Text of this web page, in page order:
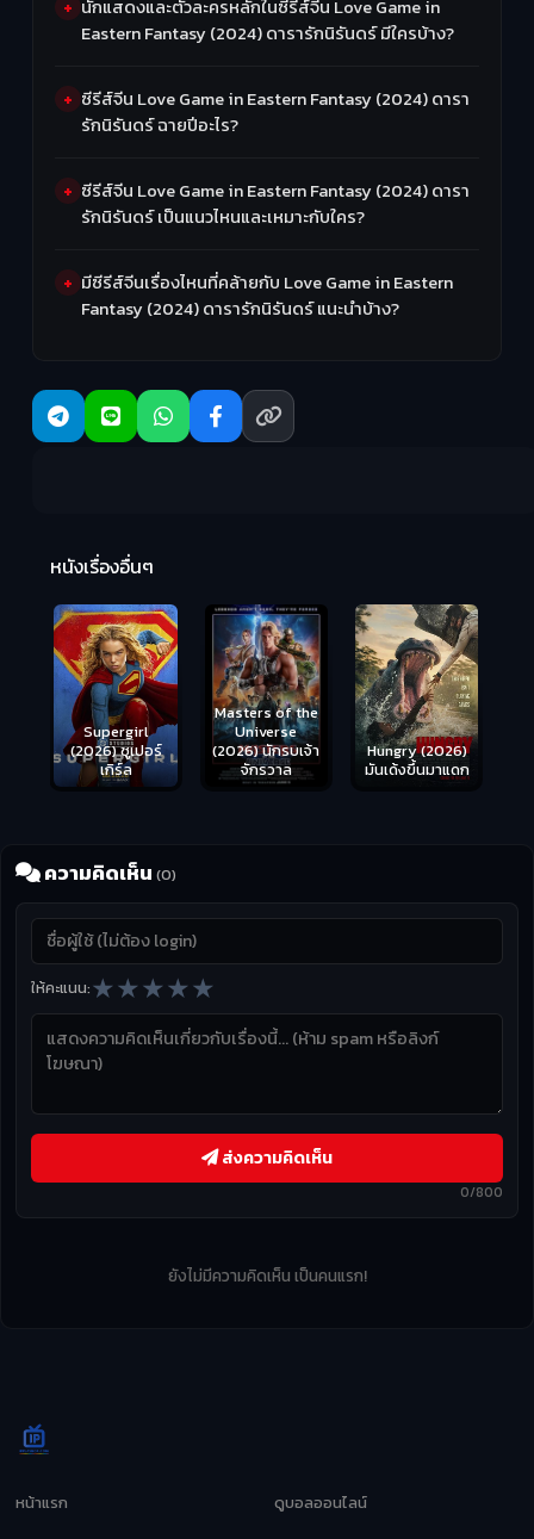
นักแสดงและตัวละครหลักในซีรีส์จีน Love Game in
Eastern Fantasy (2024) ดารารักนิรันดร์ มีใครบ้าง?
ซีรีส์จีน Love Game in Eastern Fantasy (2024) ดารา
รักนิรันดร์ ฉายปีอะไร?
ซีรีส์จีน Love Game in Eastern Fantasy (2024) ดารา
รักนิรันดร์ เป็นแนวไหนและเหมาะกับใคร?
มีซีรีส์จีนเรื่องไหนที่คล้ายกับ Love Game in Eastern
Fantasy (2024) ดารารักนิรันดร์ แนะนำบ้าง?
หนังเรื่องอื่นๆ
Supergirl
(2026) ซูเปอร์
เกิร์ล
Masters of the
Universe
(2026) นักรบเจ้า
จักรวาล
Hungry (2026)
มันเด้งขึ้นมาแดก
ความคิดเห็น (0)
ให้คะแนน:★★★★★
0/800
ส่งความคิดเห็น
ยังไม่มีความคิดเห็น เป็นคนแรก!
หน้าแรก ดูบอลออนไลน์